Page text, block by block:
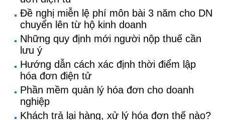
Đề nghị miễn lệ phí môn bài 3 năm cho DN
chuyển lên từ hộ kinh doanh
Những quy định mới người nộp thuế cần
lưu ý
Hướng dẫn cách xác định thời điểm lập
hóa đơn điện tử
Phần mềm quản lý hóa đơn cho doanh
nghiệp
Khách trả lại hàng, xử lý hóa đơn thế nào?